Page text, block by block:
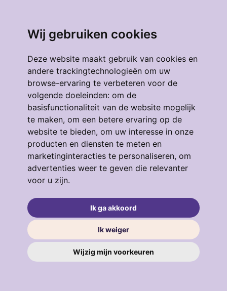
Wij gebruiken cookies
Deze website maakt gebruik van cookies en
andere trackingtechnologieën om uw
browse-ervaring te verbeteren voor de
volgende doeleinden: om de
basisfunctionaliteit van de website mogelijk
te maken, om een betere ervaring op de
website te bieden, om uw interesse in onze
producten en diensten te meten en
marketinginteracties te personaliseren, om
advertenties weer te geven die relevanter
voor u zijn.
Ik ga akkoord
Ik weiger
Wijzig mijn voorkeuren
Eendrachtstraat 64
3134GM, VLAARDINGEN
4 53 m² 3
€ 319.000